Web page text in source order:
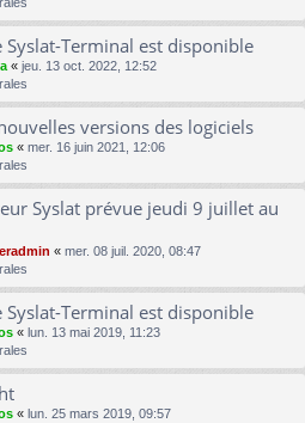
Syslat-Terminal est disponible
« jeu. 13 oct. 2022, 12:52
versions des logiciels
« mer. 16 juin 2021, 12:06
Syslat prévue jeudi 9 juillet au
« mer. 08 juil. 2020, 08:47
Syslat-Terminal est disponible
« lun. 13 mai 2019, 11:23
« lun. 25 mars 2019, 09:57